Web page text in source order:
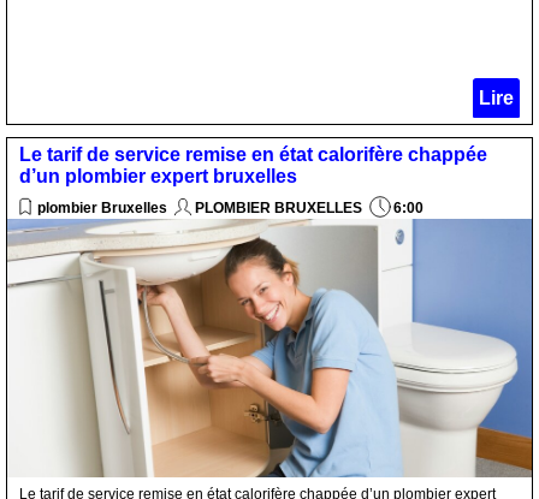
Lire
Le tarif de service remise en état calorifère chappée
d’un plombier expert bruxelles
plombier Bruxelles PLOMBIER BRUXELLES 6:00
Le tarif de service remise en état calorifère chappée d’un plombier expert